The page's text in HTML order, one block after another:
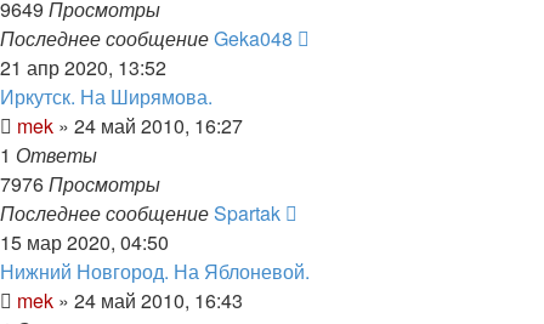
9649 Просмотры
Последнее сообщениеGeka048
21 апр 2020, 13:52
Иркутск. На Ширямова.
mek » 24 май 2010, 16:27
1 Ответы
7976Просмотры
Последнее сообщениеSpartak
15 мар 2020, 04:50
Нижний Новгород. На Яблоневой.
mek » 24 май 2010, 16:43